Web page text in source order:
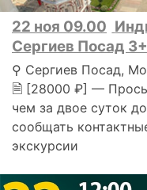
22 ноя 09.00
Сергиев Посад 3+
⚲ Сергиев Посад,
🗎 [28000 ₽] —
чем за двое суток
сообщать
экскурсии